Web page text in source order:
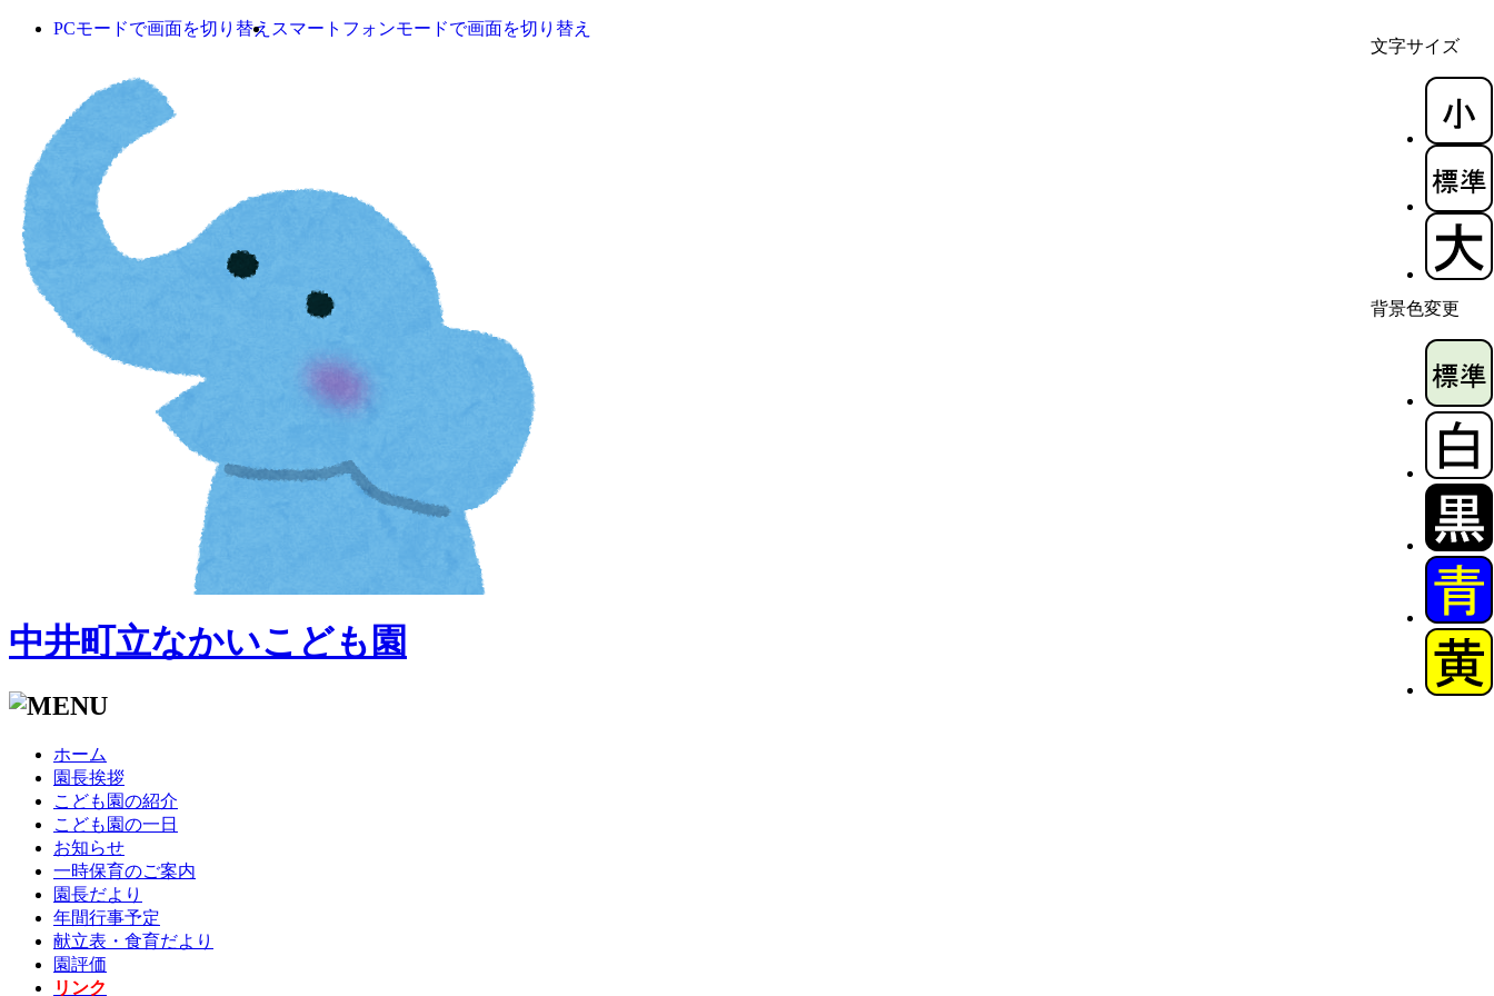
文字サイズ
背景色変更
PCモードで画面を切り替え スマートフォンモードで画面を切り替え
中井町立なかいこども園
ホーム
園長挨拶
こども園の紹介
こども園の一日
お知らせ
一時保育のご案内
園長だより
年間行事予定
献立表・食育だより
園評価
リンク